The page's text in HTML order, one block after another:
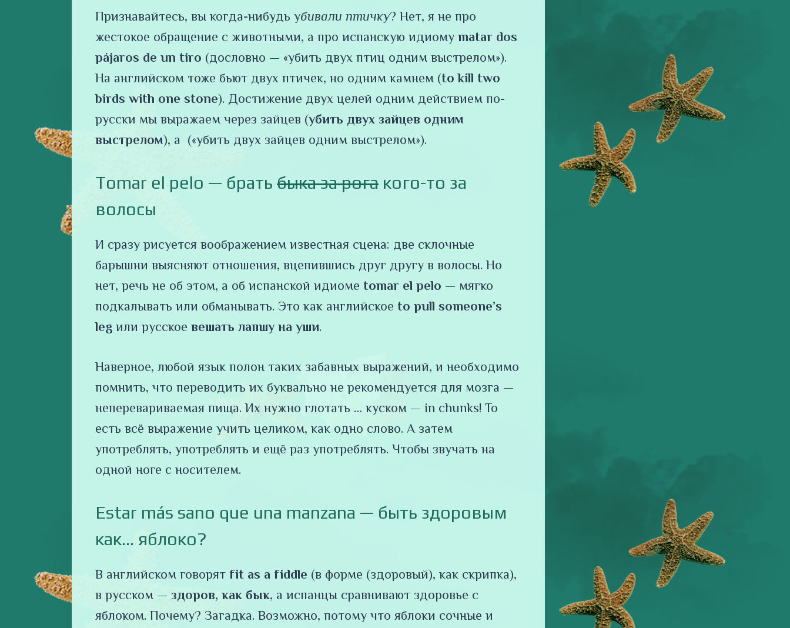
Признавайтесь, вы когда-нибудь убивали птичку? Нет, я не про
жестокое обращение с животными, а про испанскую идиому matar dos
pájaros de un tiro (дословно — «убить двух птиц одним выстрелом»).
На английском тоже бьют двух птичек, но одним камнем (to kill two
birds with one stone). Достижение двух целей одним действием по-
русски мы выражаем через зайцев (убить двух зайцев одним
выстрелом), а («убить двух зайцев одним выстрелом»).
Tomar el pelo — брать быка за рога кого-то за
волосы
И сразу рисуется воображением известная сцена: две склочные
барышни выясняют отношения, вцепившись друг другу в волосы. Но
нет, речь не об этом, а об испанской идиоме tomar el pelo — мягко
подкалывать или обманывать. Это как английское to pull someone’s
leg или русское вешать лапшу на уши.
Наверное, любой язык полон таких забавных выражений, и необходимо
помнить, что переводить их буквально не рекомендуется для мозга —
неперевариваемая пища. Их нужно глотать … куском — in chunks! То
есть всё выражение учить целиком, как одно слово. А затем
употреблять, употреблять и ещё раз употреблять. Чтобы звучать на
одной ноге с носителем.
Estar más sano que una manzana — быть здоровым
как… яблоко?
В английском говорят fit as a fiddle (в форме (здоровый), как скрипка),
в русском — здоров, как бык, а испанцы сравнивают здоровье с
яблоком. Почему? Загадка. Возможно, потому что яблоки сочные и